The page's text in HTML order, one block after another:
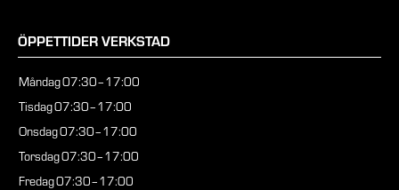
ÖPPETTIDER VERKSTAD
Måndag07:30–17:00
Tisdag07:30–17:00
Onsdag07:30–17:00
Torsdag07:30–17:00
Fredag07:30–17:00